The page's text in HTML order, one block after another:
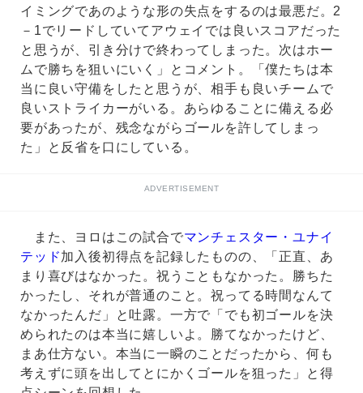
イミングであのような形の失点をするのは最悪だ。2
－1でリードしていてアウェイでは良いスコアだった
と思うが、引き分けで終わってしまった。次はホー
ムで勝ちを狙いにいく」とコメント。「僕たちは本
当に良い守備をしたと思うが、相手も良いチームで
良いストライカーがいる。あらゆることに備える必
要があったが、残念ながらゴールを許してしまっ
た」と反省を口にしている。
ADVERTISEMENT
また、ヨロはこの試合でマンチェスター・ユナイ
テッド加入後初得点を記録したものの、「正直、あ
まり喜びはなかった。祝うこともなかった。勝ちた
かったし、それが普通のこと。祝ってる時間なんて
なかったんだ」と吐露。一方で「でも初ゴールを決
められたのは本当に嬉しいよ。勝てなかったけど、
まあ仕方ない。本当に一瞬のことだったから、何も
考えずに頭を出してとにかくゴールを狙った」と得